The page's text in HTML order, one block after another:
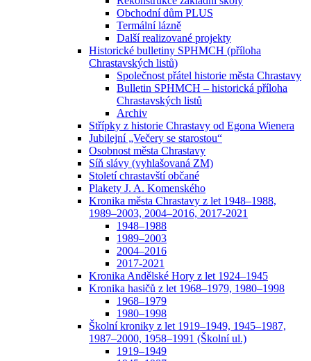
Obchodní dům PLUS
Termální lázně
Další realizované projekty
Historické bulletiny SPHMCH (příloha
Chrastavských listů)
Společnost přátel historie města Chrastavy
Bulletin SPHMCH – historická příloha
Chrastavských listů
Archiv
Střípky z historie Chrastavy od Egona Wienera
Jubilejní „Večery se starostou“
Osobnost města Chrastavy
Síň slávy (vyhlašovaná ZM)
Století chrastavští občané
Plakety J. A. Komenského
Kronika města Chrastavy z let 1948–1988,
1989–2003, 2004–2016, 2017-2021
1948–1988
1989–2003
2004–2016
2017-2021
Kronika Andělské Hory z let 1924–1945
Kronika hasičů z let 1968–1979, 1980–1998
1968–1979
1980–1998
Školní kroniky z let 1919–1949, 1945–1987,
1987–2000, 1958–1991 (Školní ul.)
1919–1949